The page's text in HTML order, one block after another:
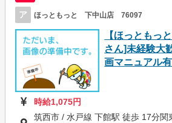
ア ほっともっと 下中山店 76097
【ほっともっ
さん]未経験大
画マニュアル
時給1,075円
筑西市 / 水戸線 下館駅 徒歩 17分関